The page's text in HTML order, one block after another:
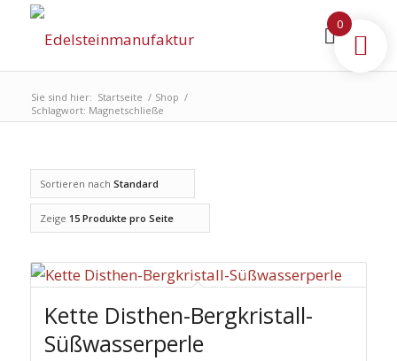
Sie sind hier: Startseite / Shop /
Schlagwort: Magnetschließe
Sortieren nach Standard
Zeige 15 Produkte pro Seite
Kette Disthen-Bergkristall-
Süßwasserperle
0